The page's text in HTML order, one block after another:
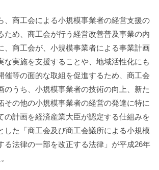
、商工会による小規模事業者の経営支援の
ため、商工会が行う経営改善普及事業の内
、商工会が、小規模事業者による事業計画
な実施を支援することや、地域活性化にも
催等の面的な取組を促進するため、商工会
のうち、小規模事業者の技術の向上、新た
その他の小規模事業者の経営の発達に特に
の計画を経済産業大臣が認定する仕組みを
した「商工会及び商工会議所による小規模
る法律の一部を改正する法律」が平成26年